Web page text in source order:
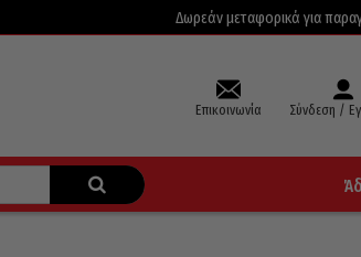
Δωρεάν μεταφορικά για
Επικοινωνία Σύνδεση /